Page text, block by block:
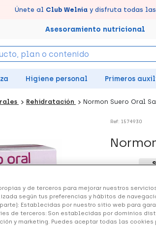
Disfruta de la entregarápida y gratuitaen
Únete al Club Welniay disfruta todas
Llévate un7% de descuentocreando tu
tus puntos en tu Farmacia de Confianza,
Asesoramiento nutricional
Higiene personal Primeros
Rehidratación Normon Suero Oral
Ref: 1574930
7.46 €
+ 15 puntos
y de terceros para mejorar nuestros
según tus preferencias y hábitos de
Establecidas por nuestro sitio web para
de terceros: Son establecidas por dominios
y marketing. Puedes aceptar todas las